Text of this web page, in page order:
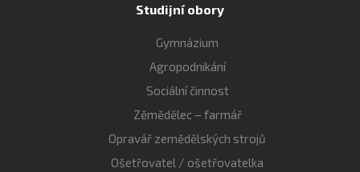
Studijní obory
Gymnázium
Agropodnikání
Sociální činnost
Zěmědělec – farmář
Opravář zemědělských strojů
Ošetřovatel / ošetřovatelka